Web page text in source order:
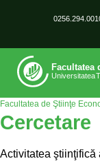
0256.294.001
Facultatea de Ştiinţe
Cercetare
Activitatea ştiinţifică